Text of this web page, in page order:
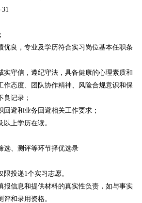
良，专业及学历符合实习岗位基本任职条
守信，遵纪守法，具备健康的心理素质和
作态度、团队协作精神、风险合规意识和保
良记录；
避和业务回避相关工作要求；
上学历在读。
、测评等环节择优选录
投递1个实习志愿。
信息和提供材料的真实性负责，如与事实
和录用资格。